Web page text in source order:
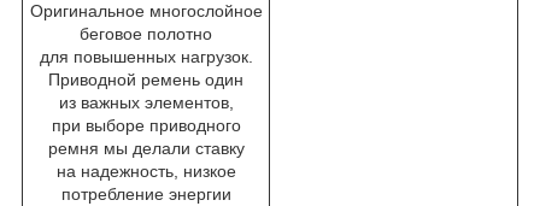
Оригинальное многослойное
беговое полотно
для повышенных нагрузок.
Приводной ремень один
из важных элементов,
при выборе приводного
ремня мы делали ставку
на надежность, низкое
потребление энергии